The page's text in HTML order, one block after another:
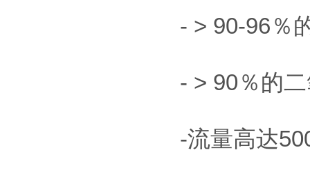
- > 90-96％
- > 90％的
-流量高达